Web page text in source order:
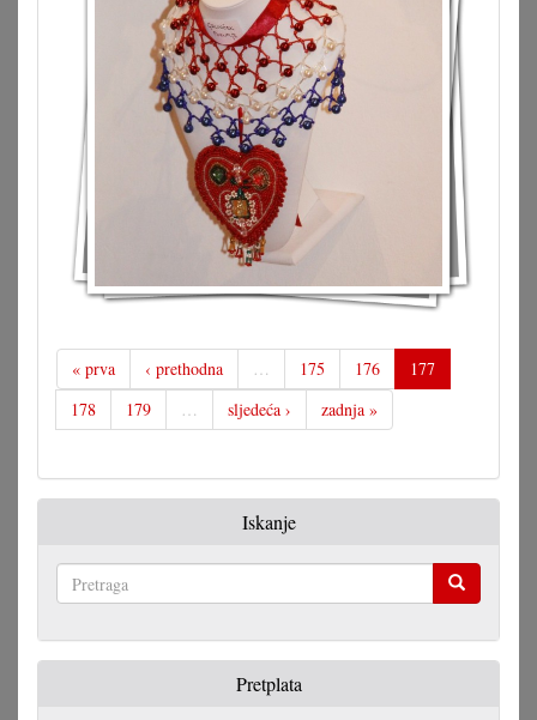
« prva ‹ prethodna … 175 176
177
178
179 … sljedeća › zadnja »
Iskanje
Pretplata